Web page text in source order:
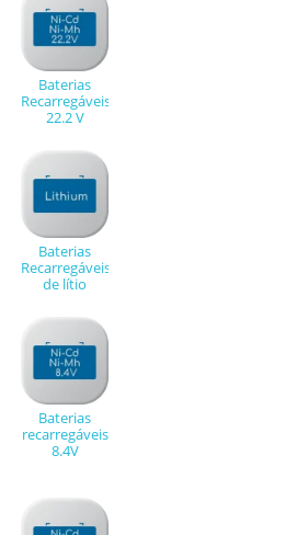
Baterias
Recarregáveis
22.2 V
Baterias
Recarregáveis
de lítio
Baterias
recarregáveis
8.4V